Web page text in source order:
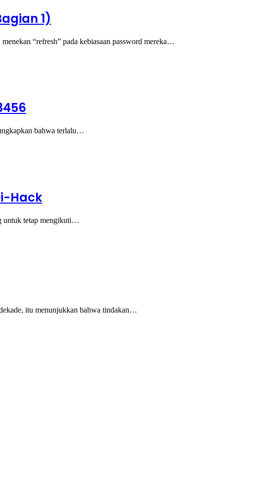
1)
“refresh” pada kebiasaan password mereka…
bahwa terlalu…
Hack
untuk tetap mengikuti…
itu menunjukkan bahwa tindakan…